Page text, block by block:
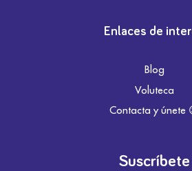
Enlaces de
Blog
Voluteca
Contacta y únete
Suscríbete